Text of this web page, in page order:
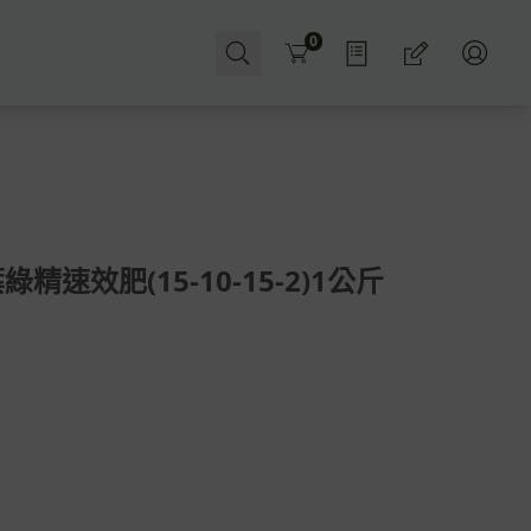
Cart0
精速效肥(15-10-15-2)1公斤